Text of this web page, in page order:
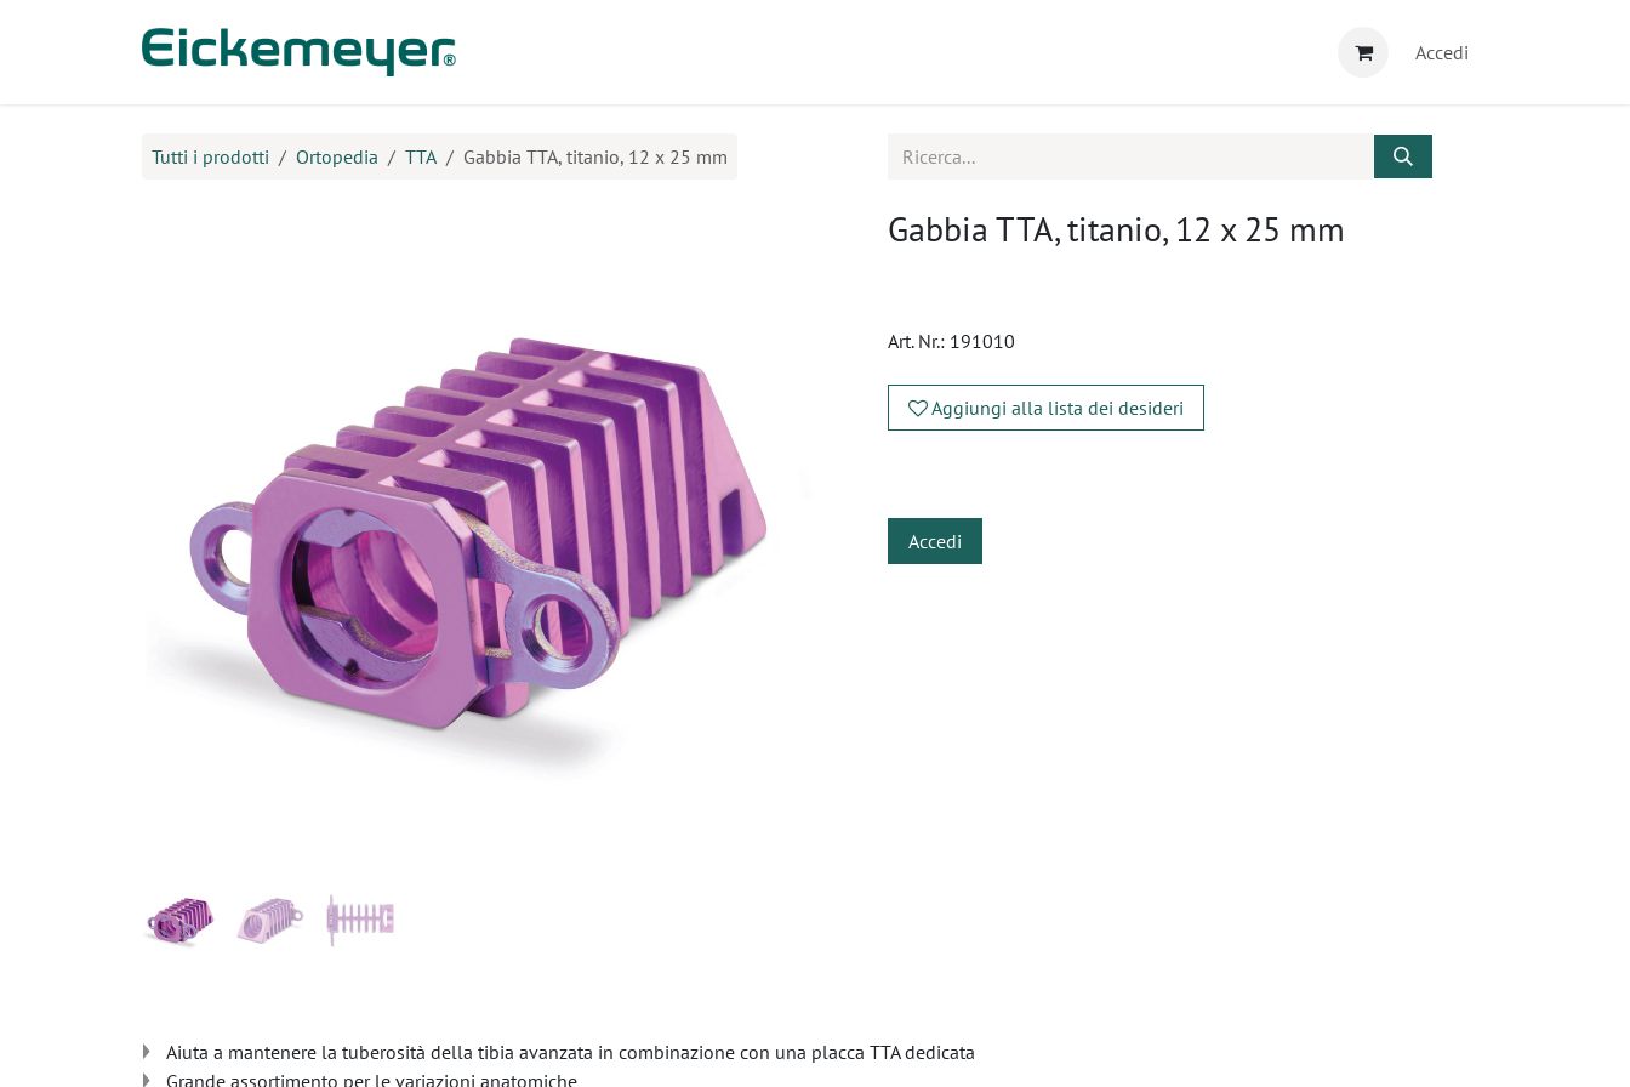
Accedi
Tutti i prodotti Ortopedia TTA Gabbia TTA, titanio, 12 x 25 mm
Gabbia TTA, titanio, 12 x 25 mm
Art. Nr.: 191010
Aggiungi alla lista dei desideri
Accedi
Aiuta a mantenere la tuberosità della tibia avanzata in combinazione con una placca TTA dedicata
Grande assortimento per le variazioni anatomiche